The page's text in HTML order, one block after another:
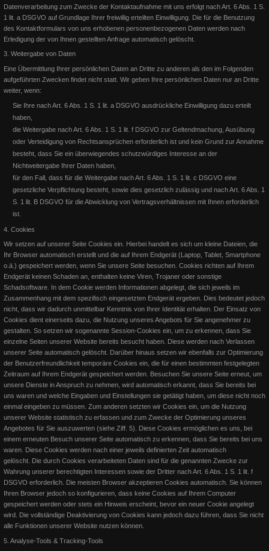
EWU 2016 ... das Turnierjahr
EWU Highpoints 2016 In diesem Jahr konnten wir 2 Highpoints
gewinnen: In der LK1A gewinne ich die Ü45 Wertung Bernh
Weiterlesen
DOSB - Ausbilderzertifikat
Als Anerkennung besonderer Leistungen im Bereich Aus- und
Fortbildungen in den Mitgliedsorganisationen des DOSB erhalte
Weiterlesen
FN-Ehrung beim PSVR
Kooperation mit EQUIVA und REIT-TV
Ich freue mich gemeinsam mit REIT-TV und in Zusammenarbeit mit
Datenverarbeitung zum Zwecke der Kontaktaufnahme mit uns erfolgt nach Art. 6 Abs. 1 S.
1 lit. a DSGVO auf Grundlage Ihrer freiwillig erteilten Einwilligung. Die für die Benutzung
des Kontaktformulars von uns erhobenen personenbezogenen Daten werden nach
Erledigung der von Ihnen gestellten Anfrage automatisch gelöscht.
3. Weitergabe von Daten
Eine Übermittlung Ihrer persönlichen Daten an Dritte zu anderen als den im Folgenden
aufgeführten Zwecken findet nicht statt. Wir geben Ihre persönlichen Daten nur an Dritte
weiter, wenn:
Sie Ihre nach Art. 6 Abs. 1 S. 1 lit. a DSGVO ausdrückliche Einwilligung dazu erteilt
haben,
die Weitergabe nach Art. 6 Abs. 1 S. 1 lit. f DSGVO zur Geltendmachung, Ausübung
oder Verteidigung von Rechtsansprüchen erforderlich ist und kein Grund zur Annahme
besteht, dass Sie ein überwiegendes schutzwürdiges Interesse an der
Nichtweitergabe Ihrer Daten haben,
für den Fall, dass für die Weitergabe nach Art. 6 Abs. 1 S. 1 lit. c DSGVO eine
gesetzliche Verpflichtung besteht, sowie dies gesetzlich zulässig und nach Art. 6 Abs. 1
S. 1 lit. B DSGVO für die Abwicklung von Vertragsverhältnissen mit Ihnen erforderlich
ist.
4. Cookies
Wir setzen auf unserer Seite Cookies ein. Hierbei handelt es sich um kleine Dateien, die
Ihr Browser automatisch erstellt und die auf Ihrem Endgerät (Laptop, Tablet, Smartphone
o.ä.) gespeichert werden, wenn Sie unsere Seite besuchen. Cookies richten auf Ihrem
Endgerät keinen Schaden an, enthalten keine Viren, Trojaner oder sonstige
Schadsoftware. In dem Cookie werden Informationen abgelegt, die sich jeweils im
Zusammenhang mit dem spezifisch eingesetzten Endgerät ergeben. Dies bedeutet jedoch
nicht, dass wir dadurch unmittelbar Kenntnis von Ihrer Identität erhalten. Der Einsatz von
Cookies dient einerseits dazu, die Nutzung unseres Angebots für Sie angenehmer zu
gestalten. So setzen wir sogenannte Session-Cookies ein, um zu erkennen, dass Sie
einzelne Seiten unserer Website bereits besucht haben. Diese werden nach Verlassen
unserer Seite automatisch gelöscht. Darüber hinaus setzen wir ebenfalls zur Optimierung
der Benutzerfreundlichkeit temporäre Cookies ein, die für einen bestimmten festgelegten
Zeitraum auf Ihrem Endgerät gespeichert werden. Besuchen Sie unsere Seite erneut, um
unsere Dienste in Anspruch zu nehmen, wird automatisch erkannt, dass Sie bereits bei
uns waren und welche Eingaben und Einstellungen sie getätigt haben, um diese nicht noch
einmal eingeben zu müssen. Zum anderen setzten wir Cookies ein, um die Nutzung
unserer Website statistisch zu erfassen und zum Zwecke der Optimierung unseres
Angebotes für Sie auszuwerten (siehe Ziff. 5). Diese Cookies ermöglichen es uns, bei
einem erneuten Besuch unserer Seite automatisch zu erkennen, dass Sie bereits bei uns
waren. Diese Cookies werden nach einer jeweils definierten Zeit automatisch
gelöscht. Die durch Cookies verarbeiteten Daten sind für die genannten Zwecke zur
Wahrung unserer berechtigten Interessen sowie der Dritter nach Art. 6 Abs. 1 S. 1 lit. f
DSGVO erforderlich. Die meisten Browser akzeptieren Cookies automatisch. Sie können
Ihren Browser jedoch so konfigurieren, dass keine Cookies auf Ihrem Computer
gespeichert werden oder stets ein Hinweis erscheint, bevor ein neuer Cookie angelegt
wird. Die vollständige Deaktivierung von Cookies kann jedoch dazu führen, dass Sie nicht
alle Funktionen unserer Website nutzen können.
5. Analyse-Tools & Tracking-Tools